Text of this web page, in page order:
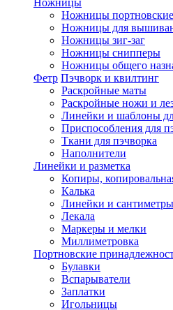
Ножницы
Ножницы портновские
Ножницы для
Ножницы зиг-заг
Ножницы снипперы
Ножницы общего
Фетр Пэчворк и квилтинг
Раскройные маты
Раскройные ножи и
Линейки и шаблоны
Приспособления для
Ткани для пэчворка
Наполнители
Линейки и разметка
Копиры,
Калька
Линейки и сантиметры
Лекала
Маркеры и мелки
Миллиметровка
Портновские
Булавки
Вспарыватели
Заплатки
Игольницы